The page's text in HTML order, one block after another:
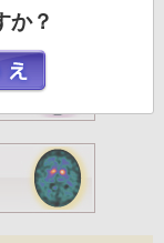
か？